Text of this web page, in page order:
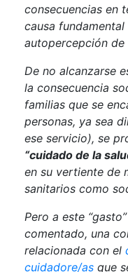
consecuencias en
causa
autopercepción de
De no alcanzarse
la consecuencia
familias que se
personas, ya sea
ese servicio), se
“cuidado de la
en su vertiente de
sanitarios como
Pero a este
comentado, una
relacionada con el
cuidadore/as que